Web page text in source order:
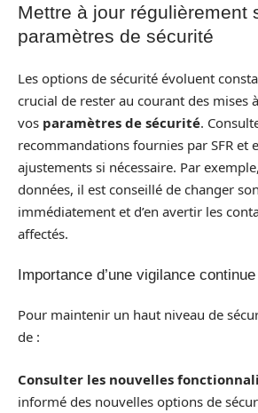
Mettre à jour régulièrement
paramètres de sécurité
Les options de sécurité évoluent
crucial de rester au courant des mises
vos paramètres de sécurité.
recommandations fournies par SFR et
ajustements si nécessaire. Par
données, il est conseillé de changer
immédiatement et d’en avertir les
affectés.
Importance d’une vigilance continue
Pour maintenir un haut niveau de
de :
Consulter les nouvelles
informé des nouvelles options de